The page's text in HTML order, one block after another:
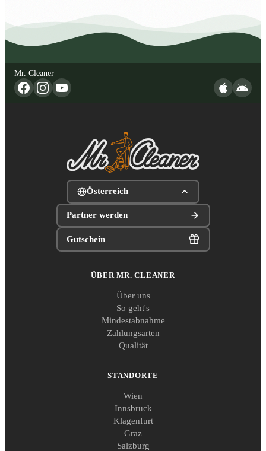
Mr. Cleaner
Österreich
Partner werden
Gutschein
ÜBER MR. CLEANER
Über uns
So geht's
Mindestabnahme
Zahlungsarten
Qualität
STANDORTE
Wien
Innsbruck
Klagenfurt
Graz
Salzburg